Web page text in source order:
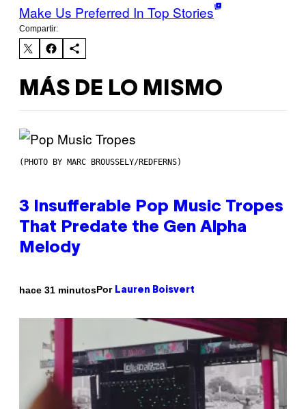
Make Us Preferred In Top Stories
Compartir:
MÁS DE LO MISMO
(PHOTO BY MARC BROUSSELY/REDFERNS)
3 Insufferable Pop Music Tropes
That Predate the Gen Alpha
Melody
hace 31 minutosPor Lauren Boisvert